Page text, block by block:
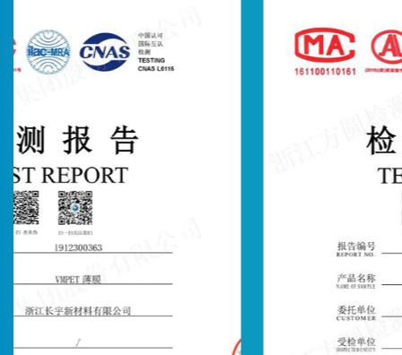
泛吸收国内外先进的生产技术和管理经验，不断
创造价值，回馈社会。